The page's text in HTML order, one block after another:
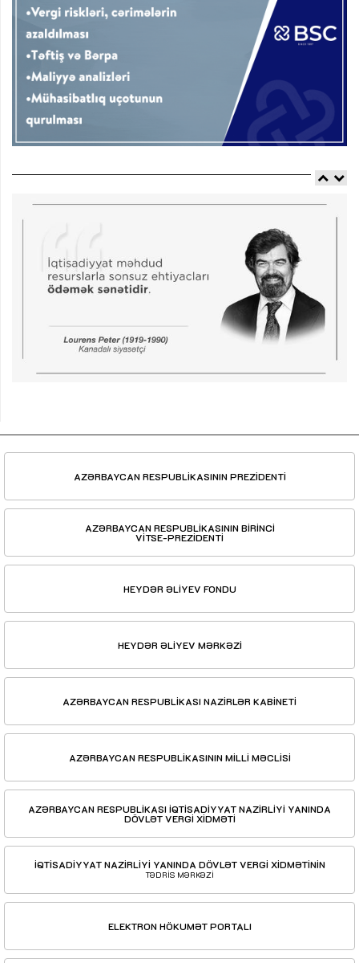
AZƏRBAYCAN RESPUBLİKASININ PREZİDENTİ
AZƏRBAYCAN RESPUBLİKASININ BİRİNCİ
VİTSE-PREZİDENTİ
HEYDƏR ƏLİYEV FONDU
HEYDƏR ƏLİYEV MƏRKƏZİ
AZƏRBAYCAN RESPUBLİKASI NAZİRLƏR KABİNETİ
AZƏRBAYCAN RESPUBLİKASININ MİLLİ MƏCLİSİ
AZƏRBAYCAN RESPUBLİKASI İQTİSADİYYAT NAZİRLİYİ YANINDA
DÖVLƏT VERGİ XİDMƏTİ
İQTİSADİYYAT NAZİRLİYİ YANINDA DÖVLƏT VERGİ XİDMƏTİNİN
TƏDRİS MƏRKƏZİ
ELEKTRON HÖKUMƏT PORTALI